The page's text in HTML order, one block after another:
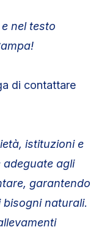
nel testo
di contattare
istituzioni e
adeguate agli
garantendo
naturali.